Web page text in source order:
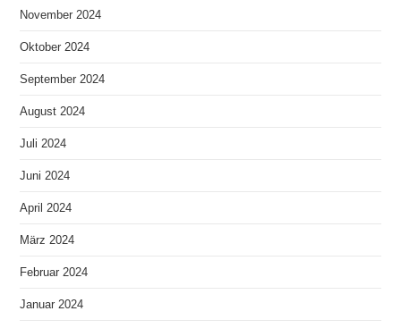
November 2024
Oktober 2024
September 2024
August 2024
Juli 2024
Juni 2024
April 2024
März 2024
Februar 2024
Januar 2024